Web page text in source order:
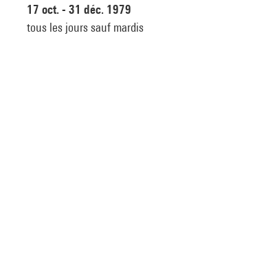
17 oct. - 31 déc. 1979
tous les jours sauf mardis